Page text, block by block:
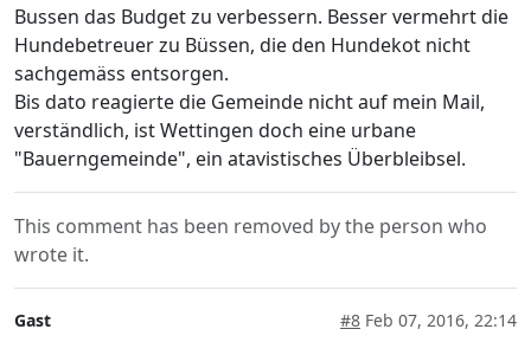
Bussen das Budget zu verbessern. Besser vermehrt die
Hundebetreuer zu Büssen, die den Hundekot nicht
sachgemäss entsorgen.
Bis dato reagierte die Gemeinde nicht auf mein Mail,
verständlich, ist Wettingen doch eine urbane
"Bauerngemeinde", ein atavistisches Überbleibsel.
This comment has been removed by the person who
wrote it.
Gast #8 Feb 07, 2016, 22:14